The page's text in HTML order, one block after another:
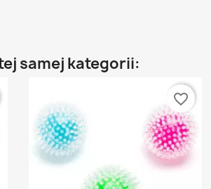
samej kategorii:
favorite_border